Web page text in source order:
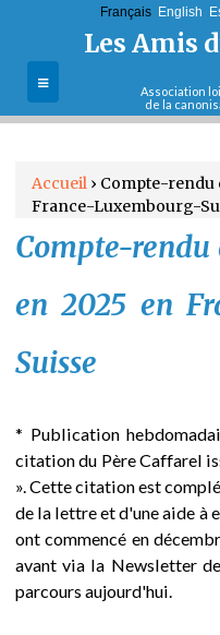
Les Amis
Association
de la
L'association
La cause de
Sa vie et son
et sa pensée
Français English
V
u
s
ê
t
e
s
Accueil › Compte-rendu
France-Luxembourg-
Compte-rendu
en 2025 en
Suisse
* Publication
citation du Père Caffarel
». Cette citation est
de la lettre et d'une aide à
ont commencé en
avant via la Newsletter
parcours aujourd'hui.